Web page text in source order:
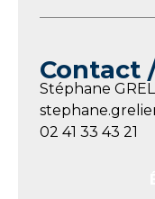
Contact
Stéphane
02 41 33 43 21